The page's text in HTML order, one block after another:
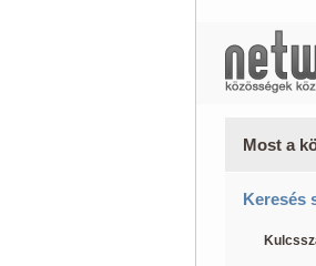
Most a
Keresés